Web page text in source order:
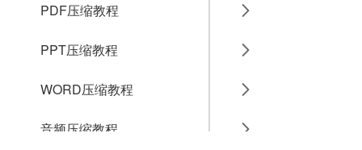
PDF压缩教程
PPT压缩教程
WORD压缩教程
音频压缩教程